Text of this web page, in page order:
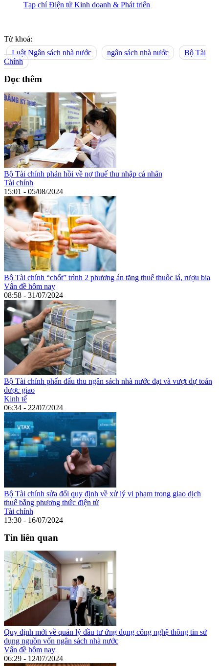
Tạp chí Điện tử Kinh doanh & Phát triển
Từ khoá:
Luật Ngân sách nhà nước
ngân sách nhà nước
Bộ Tài
Chính
Đọc thêm
Bộ Tài chính phản hồi về nợ thuế thu nhập cá nhân
Tài chính
15:01 - 05/08/2024
Bộ Tài chính “chốt” trình 2 phương án tăng thuế thuốc lá, rượu bia
Vấn đề hôm nay
08:58 - 31/07/2024
Bộ Tài chính phấn đấu thu ngân sách nhà nước đạt và vượt dự toán
được giao
Kinh tế
06:34 - 22/07/2024
Bộ Tài chính sửa đổi quy định về xử lý vi phạm trong giao dịch
thuế bằng phương thức điện tử
Tài chính
13:30 - 16/07/2024
Tin liên quan
Quy định mới về quản lý đầu tư ứng dụng công nghệ thông tin sử
dụng nguồn vốn ngân sách nhà nước
Vấn đề hôm nay
06:29 - 12/07/2024